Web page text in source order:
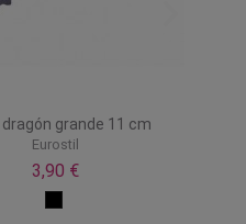
grande 11 cm
Eurostil
3,90 €